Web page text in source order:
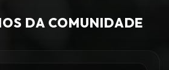
DA COMUNIDADE